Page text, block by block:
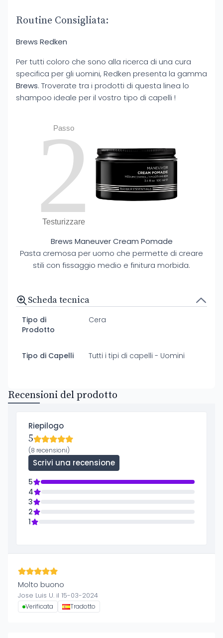
Routine Consigliata:
Brews Redken
Per tutti coloro che sono alla ricerca di una cura
specifica per gli uomini, Redken presenta la gamma
Brews. Troverate tra i prodotti di questa linea lo
shampoo ideale per il vostro tipo di capelli !
Passo
2
Testurizzare
Brews Maneuver Cream Pomade
Pasta cremosa per uomo che permette di creare
stili con fissaggio medio e finitura morbida.
Scheda tecnica
Tipo di
Prodotto
Cera
Tipo di Capelli Tutti i tipi di capelli - Uomini
Recensioni del prodotto
Riepilogo
5
(8 recensioni)
Scrivi una recensione
5
4
3
2
1
Molto buono
Jose Luis U. il 15-03-2024
Verificata Tradotto